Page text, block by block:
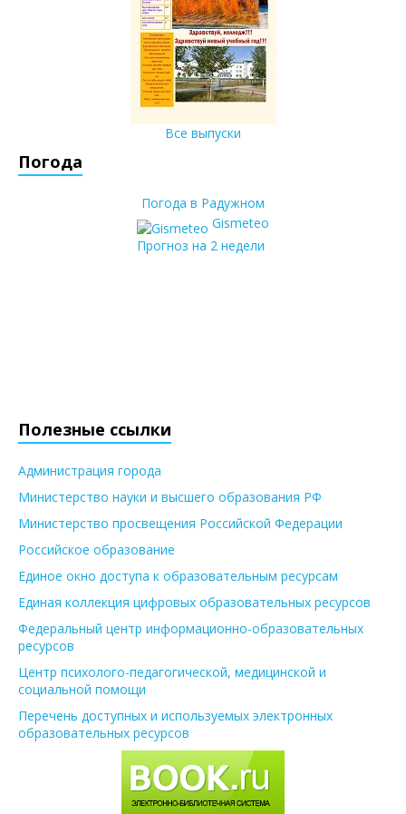
Все выпуски
Погода
Погода в Радужном
Gismeteo
Прогноз на 2 недели
Полезные ссылки
Администрация города
Министерство науки и высшего образования РФ
Министерство просвещения Российской Федерации
Российское образование
Единое окно доступа к образовательным ресурсам
Единая коллекция цифровых образовательных ресурсов
Федеральный центр информационно-образовательных
ресурсов
Центр психолого-педагогической, медицинской и
социальной помощи
Перечень доступных и используемых электронных
образовательных ресурсов